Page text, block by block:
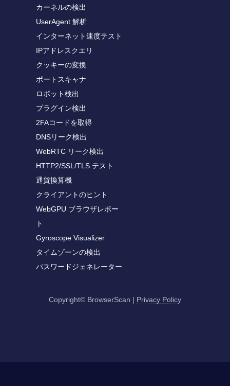
カーネルの検出
UserAgent 解析
インターネット速度テスト
IPアドレスクエリ
クッキーの変換
ポートスキャナ
ロボット検出
プラグイン検出
2FAコードを取得
DNSリーク検出
WebRTC リーク検出
HTTP2/SSL/TLS テスト
通貨換算機
クライアントのヒント
WebGPU ブラウザレポー
ト
Gyroscope Visualizer
タイムゾーンの検出
パスワードジェネレーター
Copyright© BrowserScan | Privacy Policy